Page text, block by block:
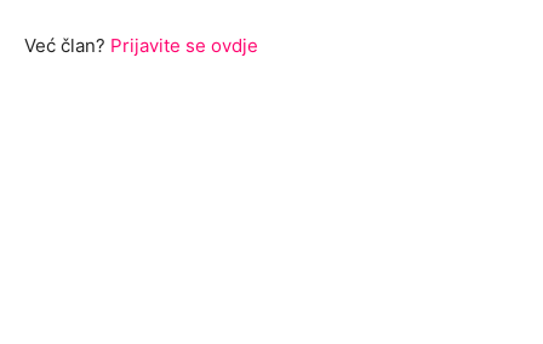
Već član? Prijavite se ovdje